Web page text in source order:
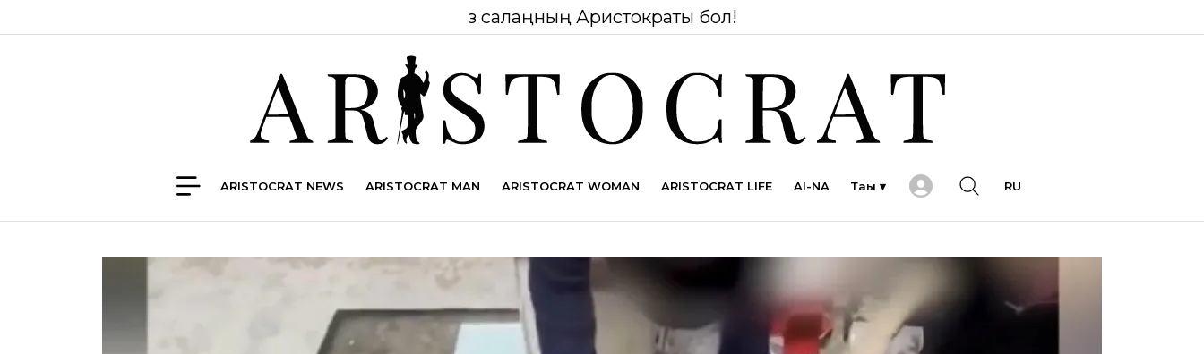
Өз салаңның Аристократы бол!
ARISTOCRAT NEWS ARISTOCRAT MAN ARISTOCRAT WOMAN ARISTOCRAT LIFE AI-NA Тағы ▾ RU